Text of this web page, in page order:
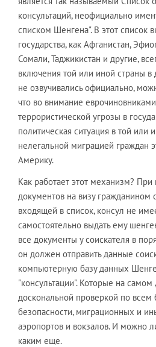
консультаций, неофициально
списком Шенгена". В этот список
государства, как Афганистан,
Сомали, Таджикистан и другие,
включения той или иной страны в
не озвучивались официально,
что во внимание
террористической угрозы в
политическая ситуация в той или
нелегальной миграцией граждан
Америку.
Как работает этот механизм? При
документов на визу гражданином
входящей в список, консул не
самостоятельно выдать ему
все документы у соискателя в
он должен отправить данные
компьютерную базу данных
"консультации". Которые на самом
доскональной проверкой по
безопасности, миграционных и
аэропортов и вокзалов. И можно
каким еще.